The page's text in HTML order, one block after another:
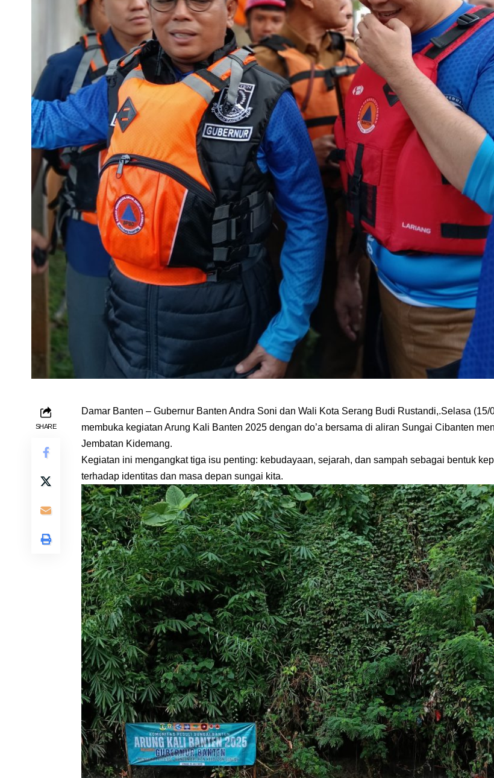
SHARE
Damar Banten – Gubernur Banten Andra Soni dan Wali Kota Serang Budi Rustandi,.Selasa (15/
membuka kegiatan Arung Kali Banten 2025 dengan do’a bersama di aliran Sungai Cibanten
Jembatan Kidemang.
Kegiatan ini mengangkat tiga isu penting: kebudayaan, sejarah, dan sampah sebagai bentuk
terhadap identitas dan masa depan sungai kita.